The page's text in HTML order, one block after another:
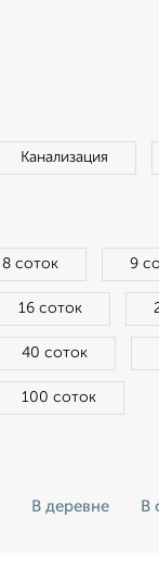
Канализация
8 соток 9
16 соток
40 соток
100 соток
В деревне В